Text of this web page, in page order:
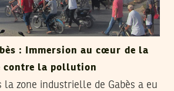
: Immersion au cœur de la
contre la pollution
la zone industrielle de Gabès a eu